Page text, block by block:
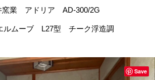
窯業 アドリア AD-300/2G
ルムーブ L27型 チーク浮造調
Save